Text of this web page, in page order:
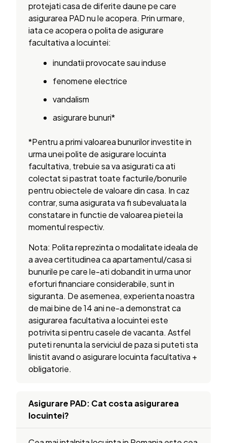
protejati casa de diferite daune pe care
asigurarea PAD nu le acopera. Prin urmare,
iata ce acopera o polita de asigurare
facultativa a locuintei:
inundatii provocate sau induse
fenomene electrice
vandalism
asigurare bunuri*
*Pentru a primi valoarea bunurilor investite in
urma unei polite de asigurare locuinta
facultativa, trebuie sa va asigurati ca ati
colectat si pastrat toate facturile/bonurile
pentru obiectele de valoare din casa. In caz
contrar, suma asigurata va fi subevaluata la
constatare in functie de valoarea pietei la
momentul respectiv.
Nota: Polita reprezinta o modalitate ideala de
a avea certitudinea ca apartamentul/casa si
bunurile pe care le-ati dobandit in urma unor
eforturi financiare considerabile, sunt in
siguranta. De asemenea, experienta noastra
de mai bine de 14 ani ne-a demonstrat ca
asigurarea facultativa a locuintei este
potrivita si pentru casele de vacanta. Astfel
puteti renunta la serviciul de paza si puteti sta
linistit avand o asigurare locuinta facultativa +
obligatorie.
Asigurare PAD: Cat costa asigurarea
locuintei?